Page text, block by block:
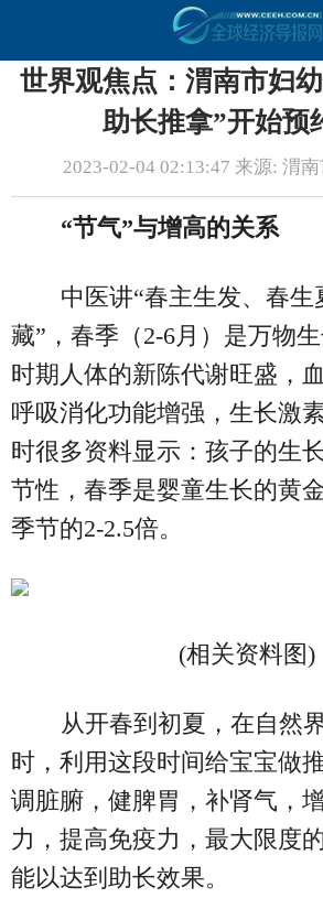
世界观焦点：渭南市妇
助长推拿”开始预
2023-02-04 02:13:47 来源: 渭
“节气”与增高的关系
中医讲“春主生发、春生
藏”，春季（2-6月）是万物
时期人体的新陈代谢旺盛，
呼吸消化功能增强，生长激
时很多资料显示：孩子的生
节性，春季是婴童生长的黄
季节的2-2.5倍。
(相关资料图)
从开春到初夏，在自然
时，利用这段时间给宝宝做
调脏腑，健脾胃，补肾气，
力，提高免疫力，最大限度
能以达到助长效果。